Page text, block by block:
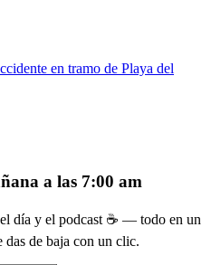
en tramo de Playa del
a las 7:00 am
día y el podcast ☕ — todo en un
das de baja con un clic.